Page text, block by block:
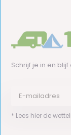
Schrijf je in en
* Lees hier de